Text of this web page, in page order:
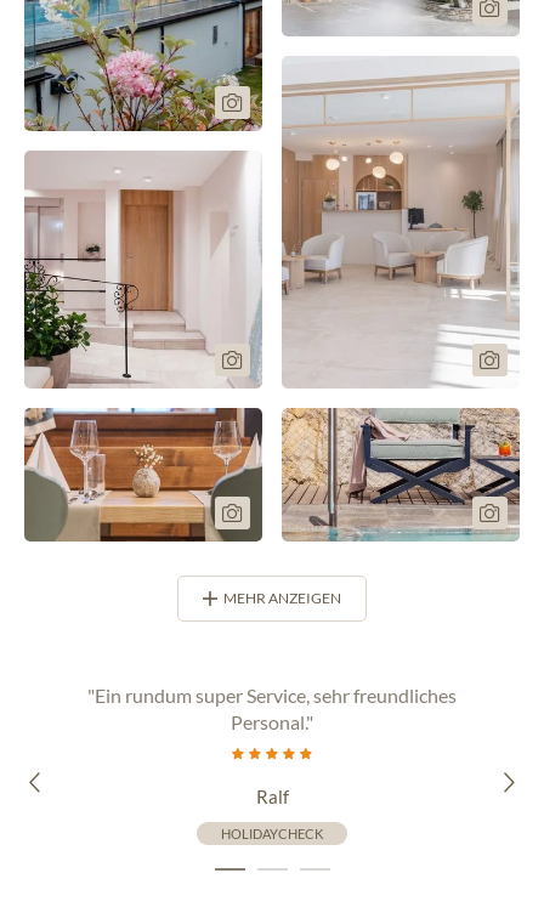
MEHR ANZEIGEN
"Ein rundum super Service, sehr freundliches
Personal."
Ralf
HOLIDAYCHECK